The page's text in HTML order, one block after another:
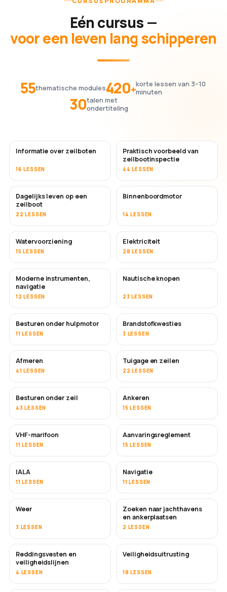
Eén cursus —
voor een leven lang schipperen
55thematische modules420+korte lessen van 3–10
minuten
30talen met
ondertiteling
Informatie over zeilboten
16 LESSEN
Praktisch voorbeeld van
zeilbootinspectie
44 LESSEN
Dagelijks leven op een
zeilboot
22 LESSEN
Binnenboordmotor
14 LESSEN
Watervoorziening
15 LESSEN
Elektriciteit
28 LESSEN
Moderne instrumenten,
navigatie
12 LESSEN
Nautische knopen
23 LESSEN
Besturen onder hulpmotor
11 LESSEN
Brandstofkwesties
3 LESSEN
Afmeren
41 LESSEN
Tuigage en zeilen
22 LESSEN
Besturen onder zeil
43 LESSEN
Ankeren
15 LESSEN
VHF-marifoon
11 LESSEN
Aanvaringsreglement
15 LESSEN
IALA
11 LESSEN
Navigatie
11 LESSEN
Weer
3 LESSEN
Zoeken naar jachthavens
en ankerplaatsen
2 LESSEN
Reddingsvesten en
veiligheidslijnen
4 LESSEN
Veiligheidsuitrusting
18 LESSEN